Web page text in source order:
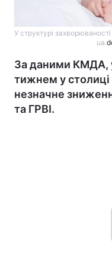
У структурі
ua.
За даними КМДА,
тижнем у столиці
незначне
та ГРВІ.